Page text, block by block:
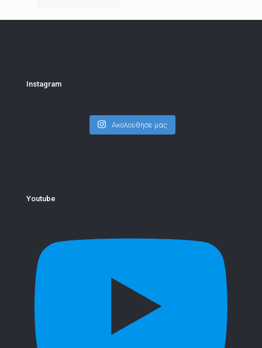
Instagram
Ακολούθησε μας
Youtube